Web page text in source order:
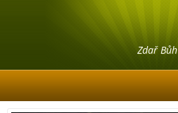
Zdař Bůh